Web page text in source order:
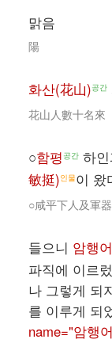
맑음
陽
화산(花山)공간
花山人數十名來
○함평 공간 하
敏挺)인물이 왔
○咸平下人及軍
들으니 암행
파직에 이르
나 그렇게 되
를 이루게 되
name="암행